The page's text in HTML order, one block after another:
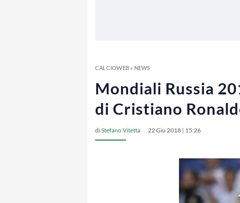
CALCIOWEB» NEWS
Mondiali Russia
di Cristiano
diStefano Vitetta 22 Giu 2018 | 15:26